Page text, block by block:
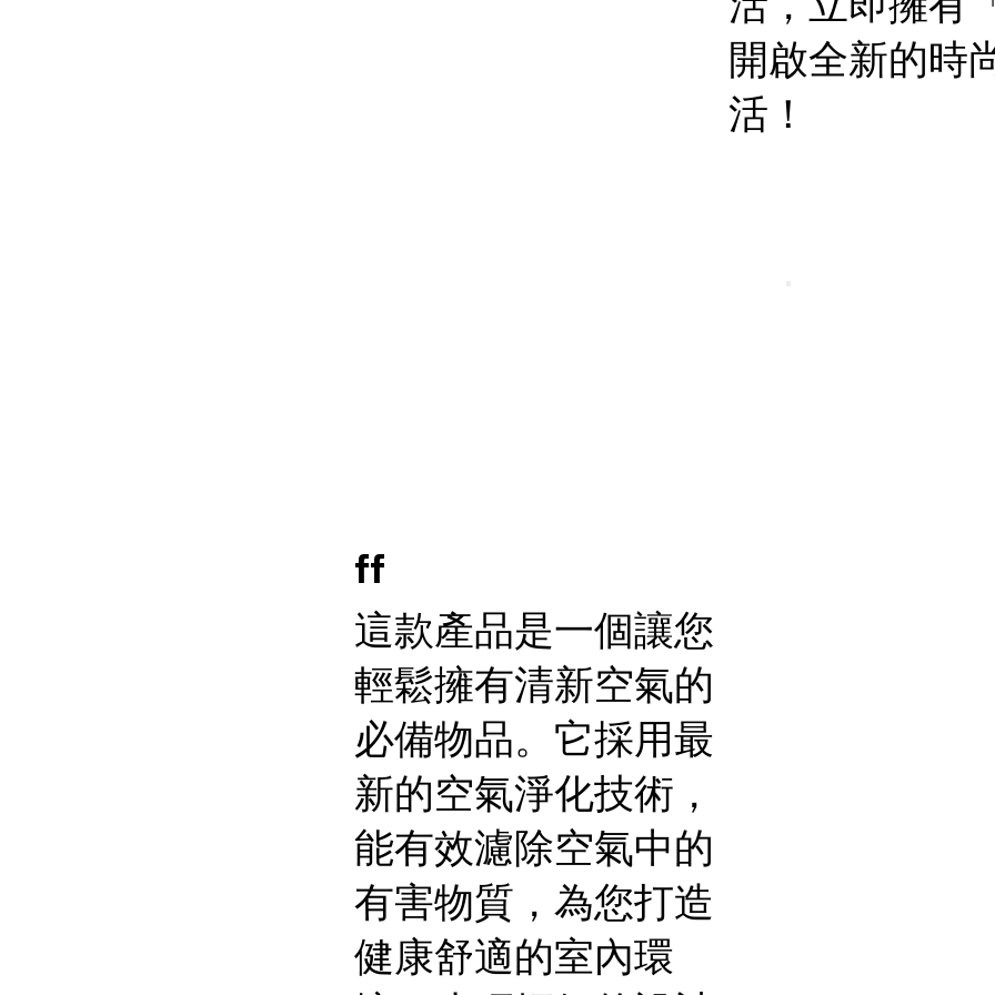
開啟全新的時
活！
ff
這款產品是一個讓您
輕鬆擁有清新空氣的
必備物品。它採用最
新的空氣淨化技術，
能有效濾除空氣中的
有害物質，為您打造
健康舒適的室內環